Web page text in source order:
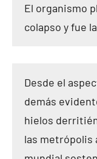
El organismo
colapso y fue
Desde el
demás
hielos
las metrópolis